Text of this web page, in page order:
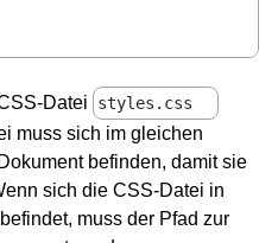
Datei styles.css
muss sich im gleichen
befinden, damit sie
sich die CSS-Datei in
muss der Pfad zur